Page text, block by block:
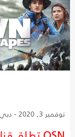
نوفمبر 3, 2020 - دبي، الإمارات العربية المتحدة